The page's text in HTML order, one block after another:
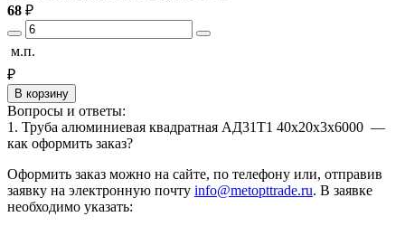
68 ₽
м.п.
₽
В корзину
Вопросы и ответы:
1. Труба алюминиевая квадратная АД31Т1 40х20х3х6000 —
как оформить заказ?
Оформить заказ можно на сайте, по телефону или, отправив
заявку на электронную почту info@metopttrade.ru. В заявке
необходимо указать: